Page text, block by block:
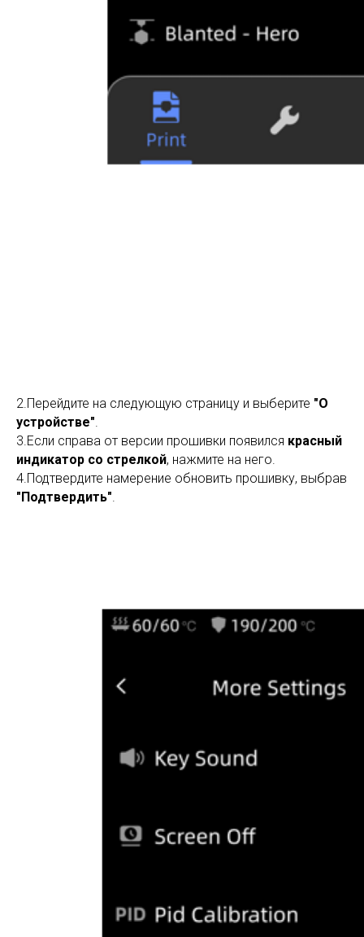
2.Перейдите на следующую страницу и выберите "О
устройстве".
3.Если справа от версии прошивки появился красный
индикатор со стрелкой, нажмите на него.
4.Подтвердите намерение обновить прошивку, выбрав
"Подтвердить".